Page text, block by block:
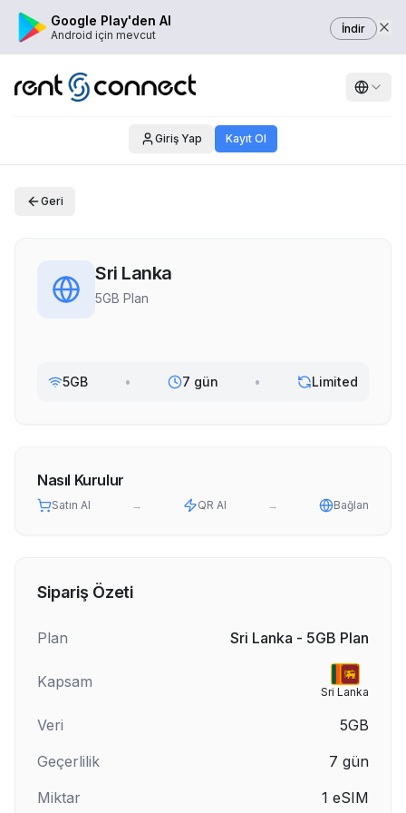
Google Play'den Al
Android için mevcut İndir
Giriş Yap Kayıt Ol
Geri
Sri Lanka
5GB Plan
5GB • 7 gün • Limited
Nasıl Kurulur
Satın Al → QR Al → Bağlan
Sipariş Özeti
Plan Sri Lanka - 5GB Plan
Kapsam
Sri Lanka
Veri
5GB
Geçerlilik
7 gün
Miktar
1 eSIM